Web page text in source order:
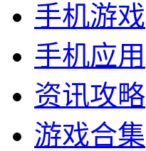
手机游戏
手机应用
资讯攻略
游戏合集